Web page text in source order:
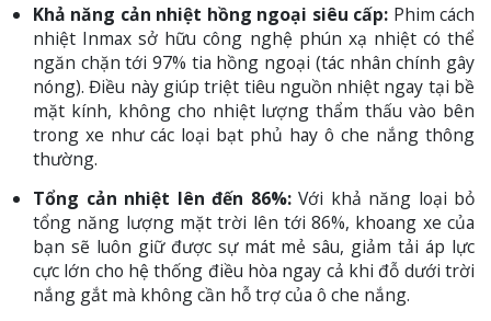
Khả năng cản nhiệt hồng ngoại siêu cấp: Phim cách
nhiệt Inmax sở hữu công nghệ phún xạ nhiệt có thể
ngăn chặn tới 97% tia hồng ngoại (tác nhân chính gây
nóng). Điều này giúp triệt tiêu nguồn nhiệt ngay tại bề
mặt kính, không cho nhiệt lượng thẩm thấu vào bên
trong xe như các loại bạt phủ hay ô che nắng thông
thường.
Tổng cản nhiệt lên đến 86%:Với khả năng loại bỏ
tổng năng lượng mặt trời lên tới 86%, khoang xe của
bạn sẽ luôn giữ được sự mát mẻ sâu, giảm tải áp lực
cực lớn cho hệ thống điều hòa ngay cả khi đỗ dưới trời
nắng gắt mà không cần hỗ trợ của ô che nắng.